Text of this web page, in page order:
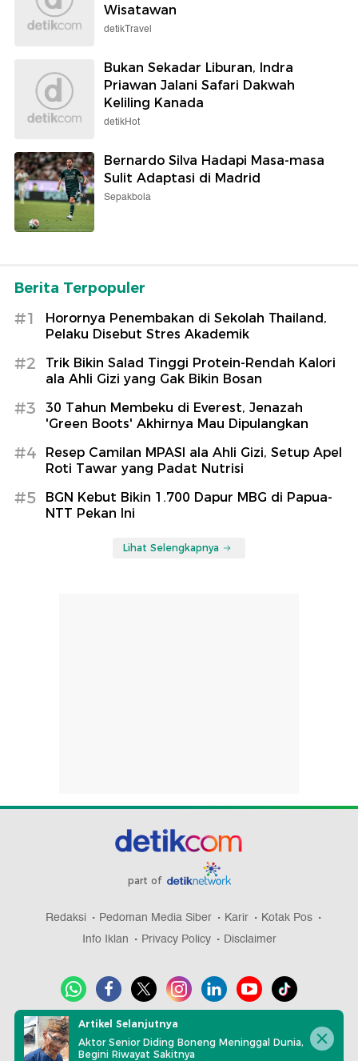
Wisatawan
detikTravel
Bukan Sekadar Liburan, Indra
Priawan Jalani Safari Dakwah
Keliling Kanada
detikHot
Bernardo Silva Hadapi Masa-masa
Sulit Adaptasi di Madrid
Sepakbola
Berita Terpopuler
#1
Horornya Penembakan di Sekolah Thailand,
Pelaku Disebut Stres Akademik
#2
Trik Bikin Salad Tinggi Protein-Rendah Kalori
ala Ahli Gizi yang Gak Bikin Bosan
#3
30 Tahun Membeku di Everest, Jenazah
'Green Boots' Akhirnya Mau Dipulangkan
#4
Resep Camilan MPASI ala Ahli Gizi, Setup Apel
Roti Tawar yang Padat Nutrisi
#5
BGN Kebut Bikin 1.700 Dapur MBG di Papua-
NTT Pekan Ini
Lihat Selengkapnya
part of
Redaksi Pedoman Media Siber Karir
Kotak Pos
Info Iklan
Privacy Policy Disclaimer
Download aplikasi detikcom
Artikel Selanjutnya
Aktor Senior Diding Boneng Meninggal Dunia,
Begini Riwayat Sakitnya